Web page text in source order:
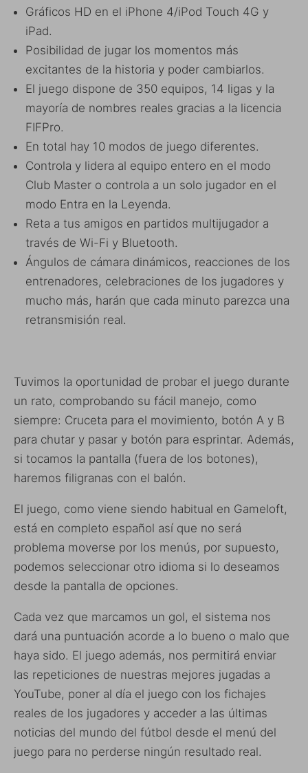
Gráficos HD en el iPhone 4/iPod Touch 4G y
iPad.
Posibilidad de jugar los momentos más
excitantes de la historia y poder cambiarlos.
El juego dispone de 350 equipos, 14 ligas y la
mayoría de nombres reales gracias a la licencia
FIFPro.
En total hay 10 modos de juego diferentes.
Controla y lidera al equipo entero en el modo
Club Master o controla a un solo jugador en el
modo Entra en la Leyenda.
Reta a tus amigos en partidos multijugador a
través de Wi-Fi y Bluetooth.
Ángulos de cámara dinámicos, reacciones de los
entrenadores, celebraciones de los jugadores y
mucho más, harán que cada minuto parezca una
retransmisión real.
Tuvimos la oportunidad de probar el juego durante
un rato, comprobando su fácil manejo, como
siempre: Cruceta para el movimiento, botón A y B
para chutar y pasar y botón para esprintar. Además,
si tocamos la pantalla (fuera de los botones),
haremos filigranas con el balón.
El juego, como viene siendo habitual en Gameloft,
está en completo español así que no será
problema moverse por los menús, por supuesto,
podemos seleccionar otro idioma si lo deseamos
desde la pantalla de opciones.
Cada vez que marcamos un gol, el sistema nos
dará una puntuación acorde a lo bueno o malo que
haya sido. El juego además, nos permitirá enviar
las repeticiones de nuestras mejores jugadas a
YouTube, poner al día el juego con los fichajes
reales de los jugadores y acceder a las últimas
noticias del mundo del fútbol desde el menú del
juego para no perderse ningún resultado real.